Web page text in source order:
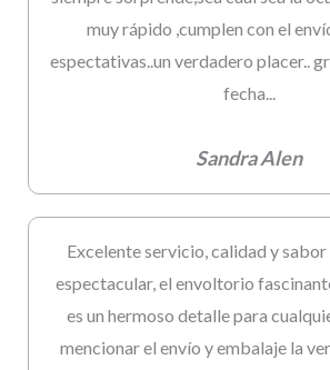
muy rápido ,cumplen con el
espectativas..un verdadero placer..
fecha...
Sandra Alen
Excelente servicio, calidad y
espectacular, el envoltorio
es un hermoso detalle para
mencionar el envío y embalaje la